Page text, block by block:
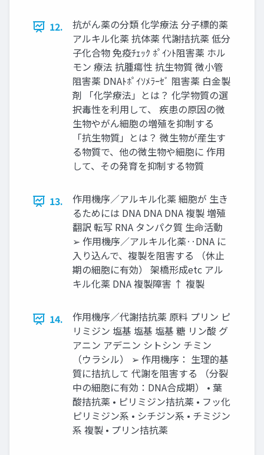
12.
抗がん薬の分類 化学療法 分子標的薬
アルキル化薬 抗体薬 代謝拮抗薬 低分
子化合物 免疫ﾁｪｯｸ ﾎﾟｲﾝﾄ阻害薬 ホル
モン 療法 抗腫瘍性 抗生物質 微小管
阻害薬 DNAﾄﾎﾟｲｿﾒﾗｰｾﾞ 阻害薬 白金製
剤 「化学療法」とは？ 化学物質の選
択毒性を利用して、 疾患の原因の微
生物やがん細胞の増殖を抑制する
「抗生物質」とは？ 微生物が産生す
る物質で、他の微生物や細胞に 作用
して、その発育を抑制する物質
13.
作用機序／アルキル化薬 細胞が 生き
るためには DNA DNA DNA 複製 増殖
翻訳 転写 RNA タンパク質 生命活動
➢ 作用機序／アルキル化薬‥DNA に
入り込んで、複製を阻害する （休止
期の細胞に有効） 架橋形成etc アル
キル化薬 DNA 複製障害 ↑ 複製
14.
作用機序／代謝拮抗薬 原料 プリン ピ
リミジン 塩基 塩基 塩基 糖 リン酸 グ
アニン アデニン シトシン チミン
（ウラシル） ➢ 作用機序： 生理的基
質に拮抗して 代謝を阻害する （分裂
中の細胞に有効：DNA合成期） • 葉
酸拮抗薬 • ピリミジン拮抗薬 • フッ化
ピリミジン系 • シチジン系 • チミジン
系 複製 • プリン拮抗薬